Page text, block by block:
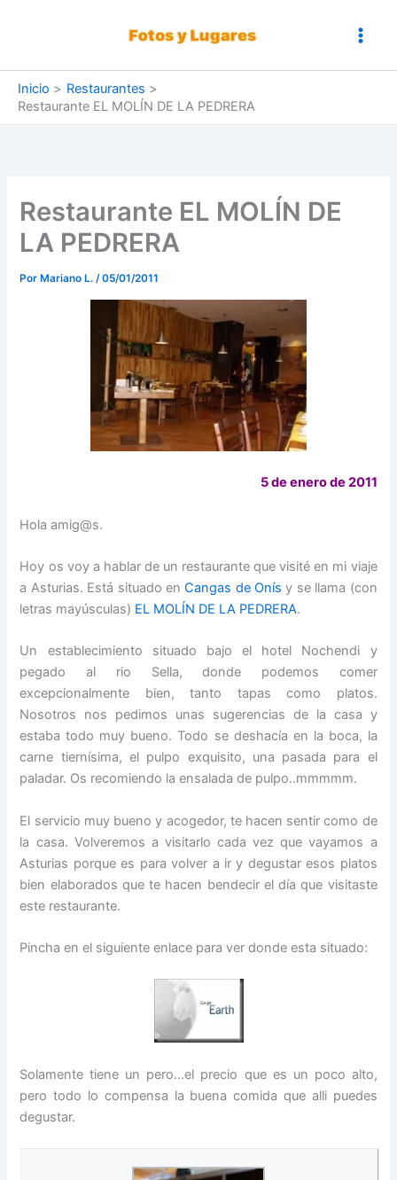
Inicio
Restaurantes
Restaurante EL MOLÍN DE LA PEDRERA
Restaurante EL MOLÍN DE
LA PEDRERA
Por Mariano L./05/01/2011
5 de enero de 2011
Hola amig@s.
Hoy os voy a hablar de un restaurante que visité en mi viaje
a Asturias. Está situado enCangas de Onís y se llama (con
letras mayúsculas) EL MOLÍN DE LA PEDRERA.
Un establecimiento situado bajo el hotel Nochendi y
pegado al rio Sella, donde podemos comer
excepcionalmente bien, tanto tapas como platos.
Nosotros nos pedimos unas sugerencias de la casa y
estaba todo muy bueno. Todo se deshacía en la boca, la
carne tiernísima, el pulpo exquisito, una pasada para el
paladar. Os recomiendo la ensalada de pulpo..mmmmm.
El servicio muy bueno y acogedor, te hacen sentir como de
la casa. Volveremos a visitarlo cada vez que vayamos a
Asturias porque es para volver a ir y degustar esos platos
bien elaborados que te hacen bendecir el día que visitaste
este restaurante.
Pincha en el siguiente enlace para ver donde esta situado:
Solamente tiene un pero…el precio que es un poco alto,
pero todo lo compensa la buena comida que alli puedes
degustar.